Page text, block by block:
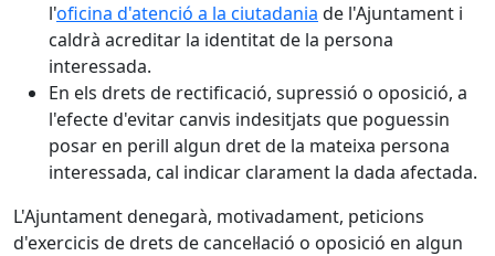
l'oficina d'atenció a la ciutadania de l'Ajuntament i
caldrà acreditar la identitat de la persona
interessada.
En els drets de rectificació, supressió o oposició, a
l'efecte d'evitar canvis indesitjats que poguessin
posar en perill algun dret de la mateixa persona
interessada, cal indicar clarament la dada afectada.
L'Ajuntament denegarà, motivadament, peticions
d'exercicis de drets de cancel·lació o oposició en algun